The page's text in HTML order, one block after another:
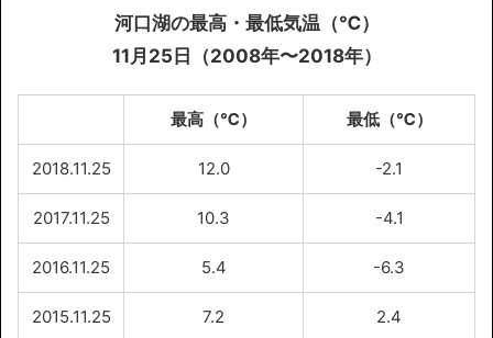
河口湖の最高・最低気温（℃）
11月25日（2008年〜2018年）
最高（℃） 最低（℃）
2018.11.25 12.0 -2.1
2017.11.25 10.3 -4.1
2016.11.25 5.4 -6.3
2015.11.25 7.2 2.4